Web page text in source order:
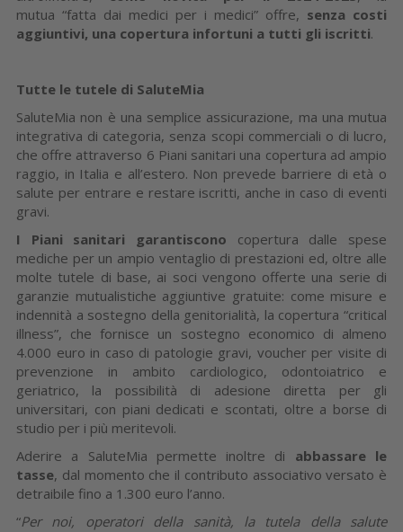
mutua “fatta dai medici per i medici” offre, senza costi
aggiuntivi, una copertura infortuni a tutti gli iscritti.
Tutte le tutele di SaluteMia
SaluteMia non è una semplice assicurazione, ma una mutua
integrativa di categoria, senza scopi commerciali o di lucro,
che offre attraverso 6 Piani sanitari una copertura ad ampio
raggio, in Italia e all’estero. Non prevede barriere di età o
salute per entrare e restare iscritti, anche in caso di eventi
gravi.
I Piani sanitari garantiscono copertura dalle spese
mediche per un ampio ventaglio di prestazioni ed, oltre alle
molte tutele di base, ai soci vengono offerte una serie di
garanzie mutualistiche aggiuntive gratuite: come misure e
indennità a sostegno della genitorialità, la copertura “critical
illness”, che fornisce un sostegno economico di almeno
4.000 euro in caso di patologie gravi, voucher per visite di
prevenzione in ambito cardiologico, odontoiatrico e
geriatrico, la possibilità di adesione diretta per gli
universitari, con piani dedicati e scontati, oltre a borse di
studio per i più meritevoli.
Aderire a SaluteMia permette inoltre di abbassare le
tasse, dal momento che il contributo associativo versato è
detraibile fino a 1.300 euro l’anno.
“Per noi, operatori della sanità, la tutela della salute